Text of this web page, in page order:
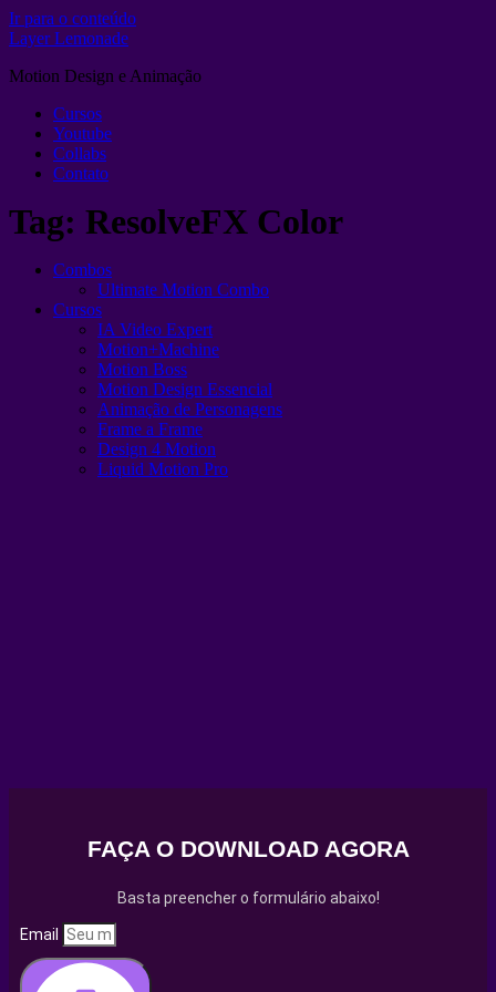
Ir para o conteúdo
Layer Lemonade
Motion Design e Animação
Cursos
Youtube
Collabs
Contato
Tag: ResolveFX Color
Combos
Ultimate Motion Combo
Cursos
IA Video Expert
Motion+Machine
Motion Boss
Motion Design Essencial
Animação de Personagens
Frame a Frame
Design 4 Motion
Liquid Motion Pro
FAÇA O DOWNLOAD AGORA
Basta preencher o formulário abaixo!
Email